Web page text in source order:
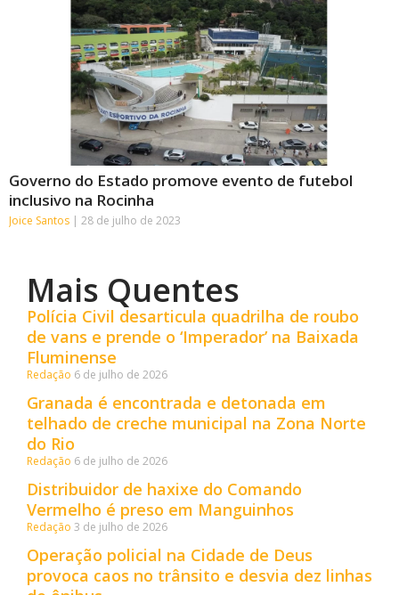
Governo do Estado promove evento de futebol
inclusivo na Rocinha
Joice Santos 28 de julho de 2023
Mais Quentes
Polícia Civil desarticula quadrilha de roubo
de vans e prende o ‘Imperador’ na Baixada
Fluminense
Redação 6 de julho de 2026
Granada é encontrada e detonada em
telhado de creche municipal na Zona Norte
do Rio
Redação 6 de julho de 2026
Distribuidor de haxixe do Comando
Vermelho é preso em Manguinhos
Redação 3 de julho de 2026
Operação policial na Cidade de Deus
provoca caos no trânsito e desvia dez linhas